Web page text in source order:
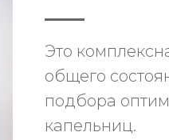
Это
общего
подбора
капельниц.